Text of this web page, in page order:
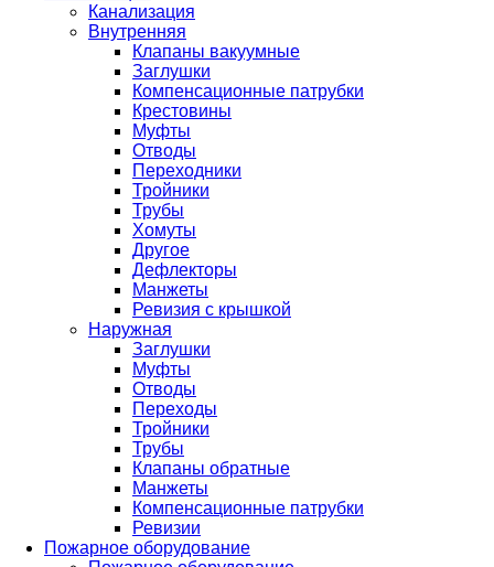
Канализация
Внутренняя
Клапаны вакуумные
Заглушки
Компенсационные патрубки
Крестовины
Муфты
Отводы
Переходники
Тройники
Трубы
Хомуты
Другое
Дефлекторы
Манжеты
Ревизия с крышкой
Наружная
Заглушки
Муфты
Отводы
Переходы
Тройники
Трубы
Клапаны обратные
Манжеты
Компенсационные патрубки
Ревизии
Пожарное оборудование